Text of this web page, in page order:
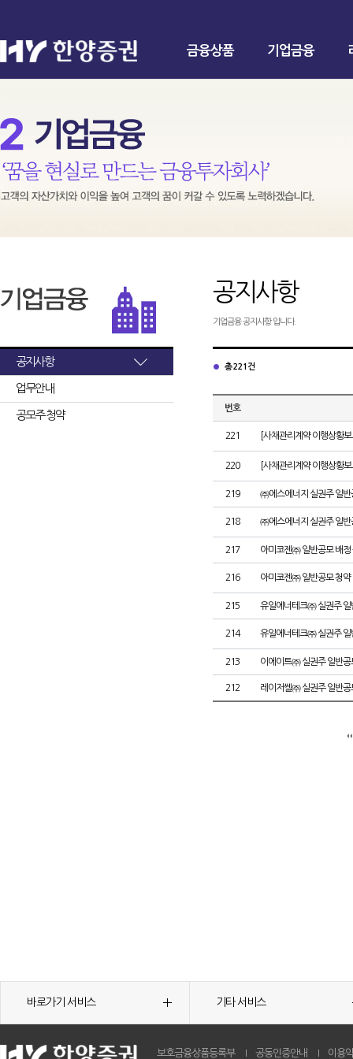
금융상품 기업금융
공지사항
업무안내
공모주 청약
공지사항
기업금융 공지사항 입니다.
총 221건
번호
221 [사채관리계약 이행상황
220 [사채관리계약 이행상황
219 ㈜에스에너지 실권주 일반
218 ㈜에스에너지 실권주 일반
217 아미코젠㈜ 일반공모 배정
216 아미코젠㈜ 일반공모 청약
215 유일에너테크㈜ 실권주 일
214 유일에너테크㈜ 실권주 일
213 이에이트㈜ 실권주 일반공
212 레이저쎌㈜ 실권주 일반공
바로가기 서비스 기타 서비스
보호금융상품등록부 공동인증안내 이용